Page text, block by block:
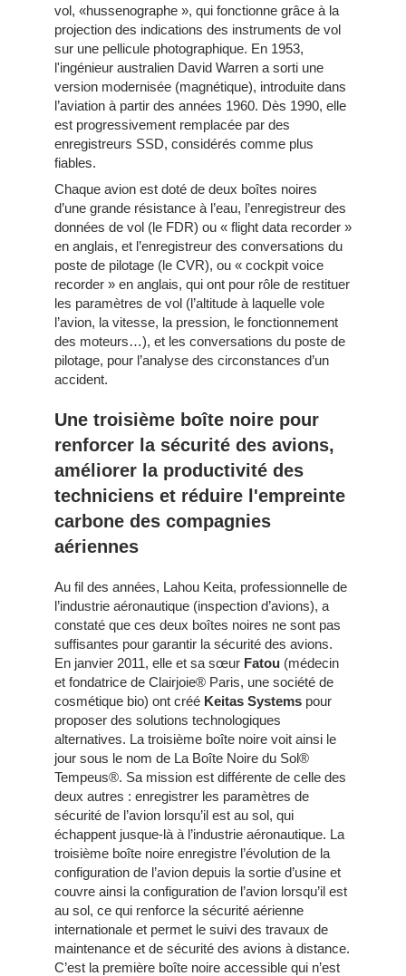
vol, «hussenographe », qui fonctionne grâce à la
projection des indications des instruments de vol
sur une pellicule photographique. En 1953,
l'ingénieur australien David Warren a sorti une
version modernisée (magnétique), introduite dans
l’aviation à partir des années 1960. Dès 1990, elle
est progressivement remplacée par des
enregistreurs SSD, considérés comme plus
fiables.
Chaque avion est doté de deux boîtes noires
d’une grande résistance à l’eau, l’enregistreur des
données de vol (le FDR) ou « flight data recorder »
en anglais, et l’enregistreur des conversations du
poste de pilotage (le CVR), ou « cockpit voice
recorder » en anglais, qui ont pour rôle de restituer
les paramètres de vol (l’altitude à laquelle vole
l’avion, la vitesse, la pression, le fonctionnement
des moteurs…), et les conversations du poste de
pilotage, pour l’analyse des circonstances d’un
accident.
Une troisième boîte noire pour
renforcer la sécurité des avions,
améliorer la productivité des
techniciens et réduire l'empreinte
carbone des compagnies
aériennes
Au fil des années, Lahou Keita, professionnelle de
l’industrie aéronautique (inspection d’avions), a
constaté que ces deux boîtes noires ne sont pas
suffisantes pour garantir la sécurité des avions.
En janvier 2011, elle et sa sœur Fatou (médecin
et fondatrice de Clairjoie® Paris, une société de
cosmétique bio) ont créé Keitas Systems pour
proposer des solutions technologiques
alternatives. La troisième boîte noire voit ainsi le
jour sous le nom de La Boîte Noire du Sol®
Tempeus®. Sa mission est différente de celle des
deux autres : enregistrer les paramètres de
sécurité de l’avion lorsqu’il est au sol, qui
échappent jusque-là à l’industrie aéronautique. La
troisième boîte noire enregistre l’évolution de la
configuration de l’avion depuis la sortie d’usine et
couvre ainsi la configuration de l’avion lorsqu’il est
au sol, ce qui renforce la sécurité aérienne
internationale et permet le suivi des travaux de
maintenance et de sécurité des avions à distance.
C’est la première boîte noire accessible qui n’est